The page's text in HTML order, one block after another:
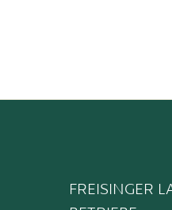
FREISINGER